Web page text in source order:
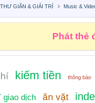
GIÃN & GIẢI TRÍ Music &
Phát thẻ
kiếm tiền thông báo
giao dịch ăn vặt